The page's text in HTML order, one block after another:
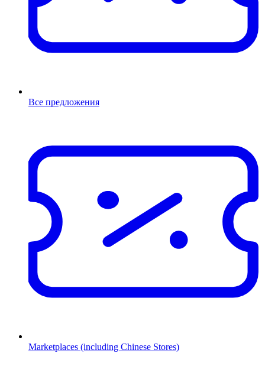
Все предложения
Marketplaces (including Chinese Stores)